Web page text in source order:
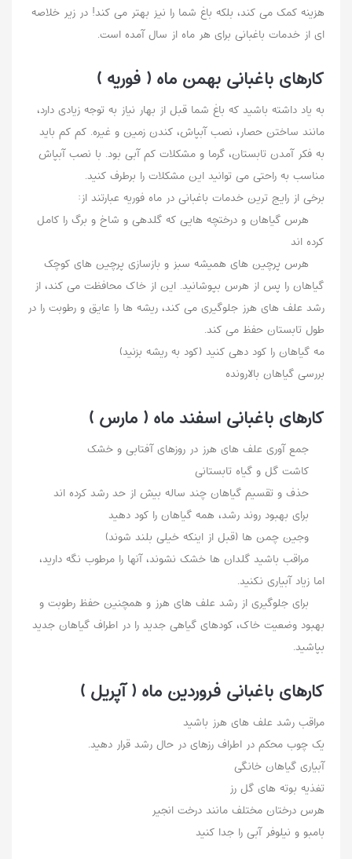
هزینه کمک می کند، بلکه باغ شما را نیز بهتر می کند! در زیر خلاصه
ای از خدمات باغبانی برای هر ماه از سال آمده است.
کارهای باغبانی بهمن ماه ( فوریه )
به یاد داشته باشید که باغ شما قبل از بهار نیاز به توجه زیادی دارد،
مانند ساختن حصار، نصب آبپاش، کندن زمین و غیره. کم کم باید
به فکر آمدن تابستان، گرما و مشکلات کم آبی بود. با نصب آبپاش
مناسب به راحتی می توانید این مشکلات را برطرف کنید.
برخی از رایج ترین خدمات باغبانی در ماه فوریه عبارتند از:
هرس گیاهان و درختچه هایی که گلدهی و شاخ و برگ را کامل
کرده اند
هرس پرچین های همیشه سبز و بازسازی پرچین های کوچک
گیاهان را پس از هرس بپوشانید. این از خاک محافظت می کند، از
رشد علف های هرز جلوگیری می کند، ریشه ها را عایق و رطوبت را در
طول تابستان حفظ می کند.
مه گیاهان را کود دهی کنید (کود به ریشه بزنید)
بررسی گیاهان بالارونده
کارهای باغبانی اسفند ماه ( مارس )
جمع آوری علف های هرز در روزهای آفتابی و خشک
کاشت گل و گیاه تابستانی
حذف و تقسیم گیاهان چند ساله بیش از حد رشد کرده اند
برای بهبود روند رشد، همه گیاهان را کود دهید
وجین چمن ها (قبل از اینکه خیلی بلند شوند)
مراقب باشید گلدان ها خشک نشوند، آنها را مرطوب نگه دارید،
اما زیاد آبیاری نکنید.
برای جلوگیری از رشد علف های هرز و همچنین حفظ رطوبت و
بهبود وضعیت خاک، کودهای گیاهی جدید را در اطراف گیاهان جدید
بپاشید.
کارهای باغبانی فروردین ماه ( آپریل )
مراقب رشد علف های هرز باشید
یک چوب محکم در اطراف رزهای در حال رشد قرار دهید.
آبیاری گیاهان خانگی
تغذیه بوته های گل رز
هرس درختان مختلف مانند درخت انجیر
بامبو و نیلوفر آبی را جدا کنید